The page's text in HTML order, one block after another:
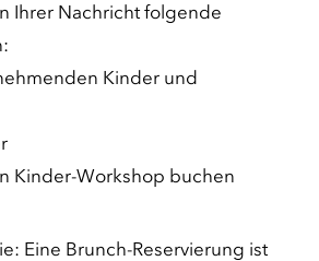
Ihrer Nachricht folgende
Kinder und
Kinder-Workshop buchen
Eine Brunch-Reservierung ist